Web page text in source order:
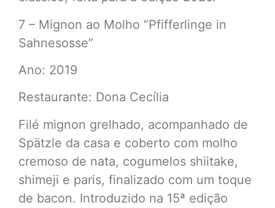
7 – Mignon ao Molho “Pfifferlinge in
Sahnesosse”
Ano: 2019
Restaurante: Dona Cecília
Filé mignon grelhado, acompanhado de
Spätzle da casa e coberto com molho
cremoso de nata, cogumelos shiitake,
shimeji e paris, finalizado com um toque
de bacon. Introduzido na 15ª edição